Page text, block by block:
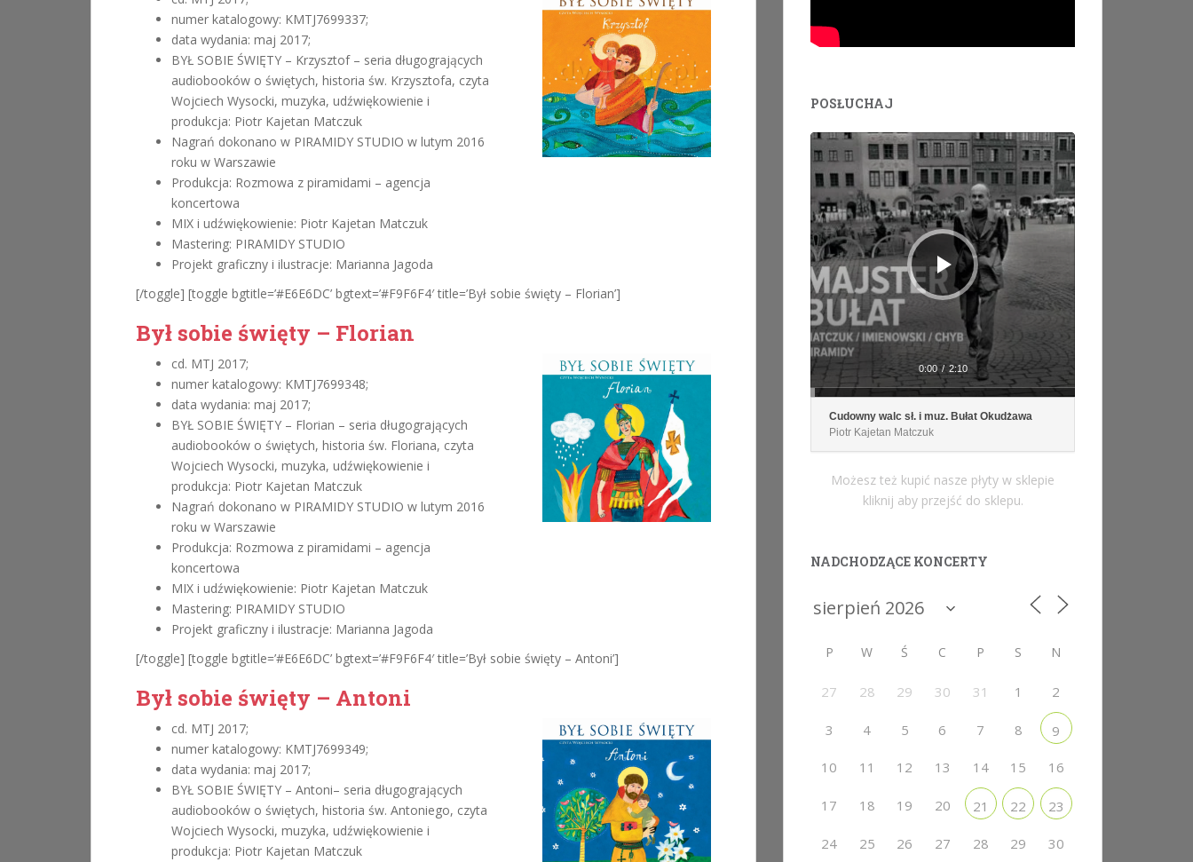
numer katalogowy: KMTJ7699337;
data wydania: maj 2017;
BYŁ SOBIE ŚWIĘTY – Krzysztof – seria długogrających
audiobooków o świętych, historia św. Krzysztofa, czyta
Wojciech Wysocki, muzyka, udźwiękowienie i
produkcja: Piotr Kajetan Matczuk
Nagrań dokonano w PIRAMIDY STUDIO w lutym 2016
roku w Warszawie
Produkcja: Rozmowa z piramidami – agencja
koncertowa
MIX i udźwiękowienie: Piotr Kajetan Matczuk
Mastering: PIRAMIDY STUDIO
Projekt graficzny i ilustracje: Marianna Jagoda
[/toggle] [toggle bgtitle=’#E6E6DC’ bgtext=’#F9F6F4′ title=’Był sobie święty – Florian’]
Był sobie święty – Florian
cd. MTJ 2017;
numer katalogowy: KMTJ7699348;
data wydania: maj 2017;
BYŁ SOBIE ŚWIĘTY – Florian – seria długogrających
audiobooków o świętych, historia św. Floriana, czyta
Wojciech Wysocki, muzyka, udźwiękowienie i
produkcja: Piotr Kajetan Matczuk
Nagrań dokonano w PIRAMIDY STUDIO w lutym 2016
roku w Warszawie
Produkcja: Rozmowa z piramidami – agencja
koncertowa
MIX i udźwiękowienie: Piotr Kajetan Matczuk
Mastering: PIRAMIDY STUDIO
Projekt graficzny i ilustracje: Marianna Jagoda
[/toggle] [toggle bgtitle=’#E6E6DC’ bgtext=’#F9F6F4′ title=’Był sobie święty – Antoni’]
Był sobie święty – Antoni
cd. MTJ 2017;
numer katalogowy: KMTJ7699349;
data wydania: maj 2017;
BYŁ SOBIE ŚWIĘTY – Antoni– seria długogrających
audiobooków o świętych, historia św. Antoniego, czyta
Wojciech Wysocki, muzyka, udźwiękowienie i
produkcja: Piotr Kajetan Matczuk
POSŁUCHAJ
Odtwarzacz
plików
dźwiękowych
0:00 / 2:10
Cudowny walc sł. i muz. Bułat Okudżawa
Piotr Kajetan Matczuk
Możesz też kupić nasze płyty w sklepie
kliknij aby przejść do sklepu.
NADCHODZĄCE KONCERTY
P W Ś C P S N
27 28 29 30 31 1 2
3 4 5 6 7 8 9
10 11 12 13 14 15 16
17 18 19 20 21 22 23
24 25 26 27 28 29 30